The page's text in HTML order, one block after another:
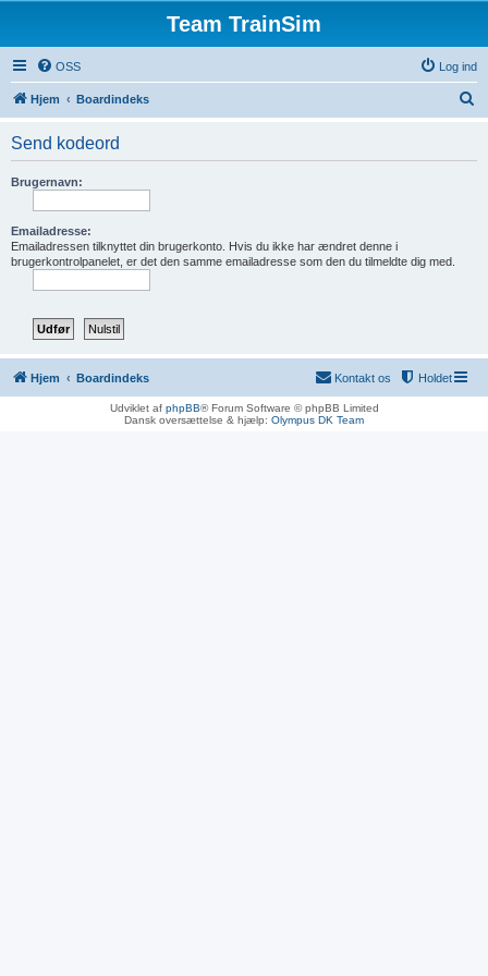
Team TrainSim
OSS Log ind
Hjem Boardindeks
Send kodeord
Brugernavn:
Emailadresse:
Emailadressen tilknyttet din brugerkonto. Hvis du ikke har ændret denne i
brugerkontrolpanelet, er det den samme emailadresse som den du tilmeldte dig med.
Hjem Boardindeks Holdet
Kontakt os
Udviklet af phpBB® Forum Software © phpBB Limited
Dansk oversættelse & hjælp: Olympus DK Team